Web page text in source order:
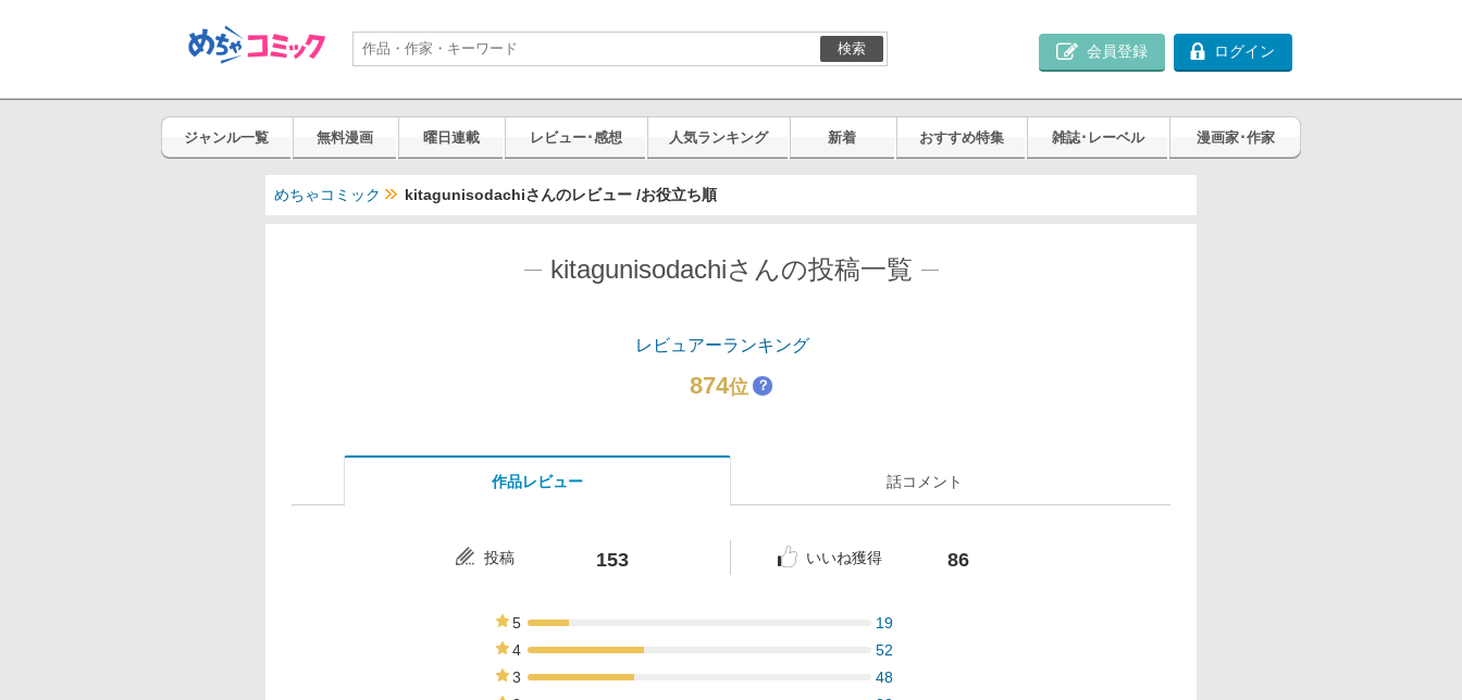
検索 会員登録 ログイン
ジャンル一覧 無料漫画 曜日連載 レビュー･感想 人気ランキング 新着 おすすめ特集 雑誌･レーベル 漫画家･作家
めちゃコミック kitagunisodachiさんのレビュー /お役立ち順
kitagunisodachiさんの投稿一覧
レビュアーランキング
874位 ？
作品レビュー 話コメント
投稿 153 いいね獲得 86
5
19
4
52
3
48